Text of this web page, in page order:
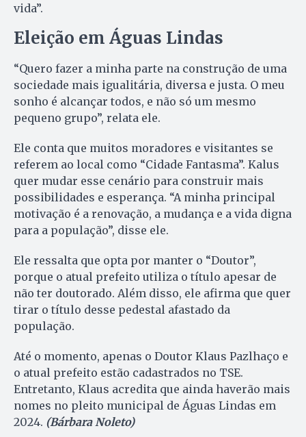
vida”.
Eleição em Águas Lindas
“Quero fazer a minha parte na construção de uma
sociedade mais igualitária, diversa e justa. O meu
sonho é alcançar todos, e não só um mesmo
pequeno grupo”, relata ele.
Ele conta que muitos moradores e visitantes se
referem ao local como “Cidade Fantasma”. Kalus
quer mudar esse cenário para construir mais
possibilidades e esperança. “A minha principal
motivação é a renovação, a mudança e a vida digna
para a população”, disse ele.
Ele ressalta que opta por manter o “Doutor”,
porque o atual prefeito utiliza o título apesar de
não ter doutorado. Além disso, ele afirma que quer
tirar o título desse pedestal afastado da
população.
Até o momento, apenas o Doutor Klaus Pazlhaço e
o atual prefeito estão cadastrados no TSE.
Entretanto, Klaus acredita que ainda haverão mais
nomes no pleito municipal de Águas Lindas em
2024. (Bárbara Noleto)